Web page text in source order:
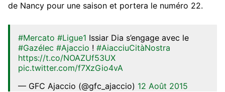
de Nancy pour une saison et portera le numéro 22.
#Mercato #Ligue1 Issiar Dia s’engage avec le
#Gazélec #Ajaccio ! #AiacciuCitàNostra
https://t.co/NOAZUf53UX
pic.twitter.com/f7XzGio4vA
— GFC Ajaccio (@gfc_ajaccio) 12 Août 2015